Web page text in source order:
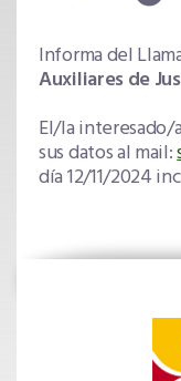
Informa del
Auxiliares de
El/la
sus datos al mail:
día 12/11/2024